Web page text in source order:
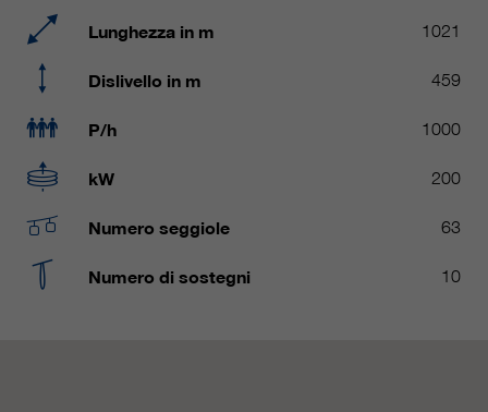
Lunghezza in m 1021
Dislivello in m 459
P/h 1000
kW 200
Numero seggiole 63
Numero di sostegni 10
durata 30 giorni
obiettivo
selezionate dall'utente.
diversi tipi di informazioni sull'uso,
e non personali. Ulteriori
per elaborare relazioni sull'utilizzo
nostri siti web / app. Queste